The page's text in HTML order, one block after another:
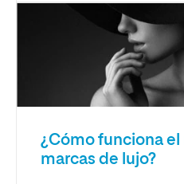
¿Cómo funciona
marcas de lujo?